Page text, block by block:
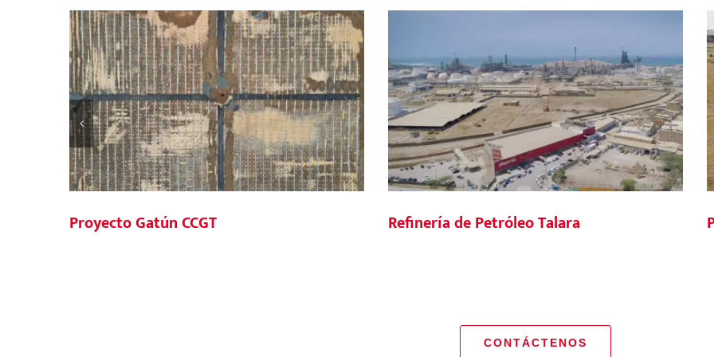
Parque Eólico Malleco Proyecto Gatún CCGT
CONTÁCTENOS